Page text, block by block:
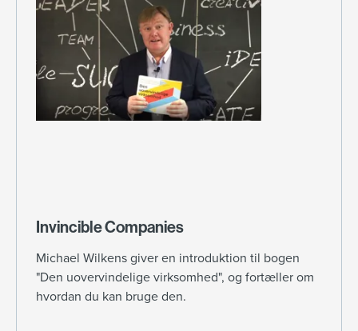
Invincible Companies
Michael Wilkens giver en introduktion til bogen
"Den uovervindelige virksomhed", og fortæller om
hvordan du kan bruge den.